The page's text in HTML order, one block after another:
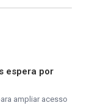
espera por
ampliar acesso